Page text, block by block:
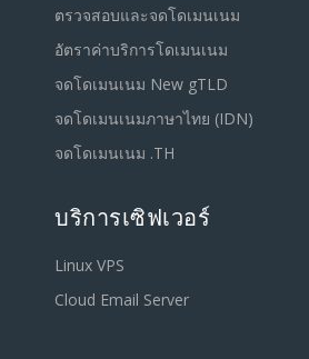
ตรวจสอบและจดโดเมนเนม
อัตราค่าบริการโดเมนเนม
จดโดเมนเนม New gTLD
จดโดเมนเนมภาษาไทย (IDN)
จดโดเมนเนม .TH
บริการเซิฟเวอร์
Linux VPS
Cloud Email Server